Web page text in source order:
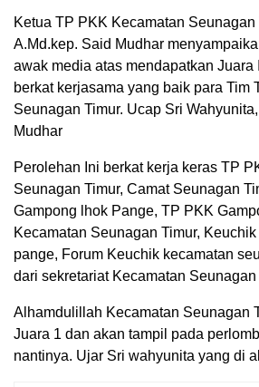
Ketua TP PKK Kecamatan
A.Md.kep. Said Mudhar
awak media atas mendapatkan Juara
berkat kerjasama yang baik para Tim
Seunagan Timur. Ucap Sri
Mudhar
Perolehan Ini berkat kerja keras TP
Seunagan Timur, Camat Seunagan
Gampong lhok Pange, TP PKK
Kecamatan Seunagan Timur,
pange, Forum Keuchik kecamatan
dari sekretariat Kecamatan Seunagan
Alhamdulillah Kecamatan Seunagan
Juara 1 dan akan tampil pada
nantinya. Ujar Sri wahyunita yang di